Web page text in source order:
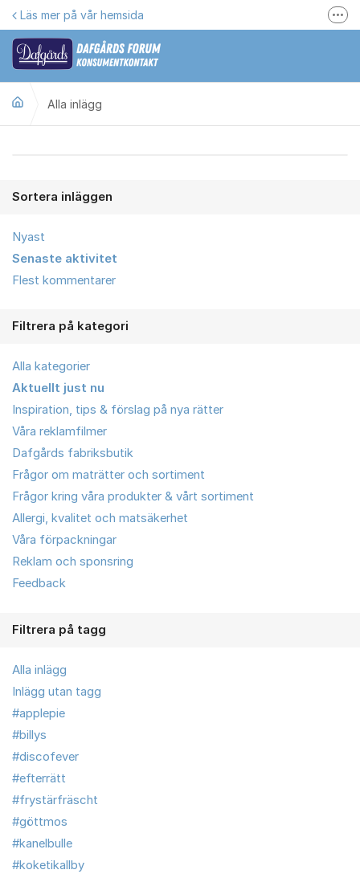
Hoppa till innehåll
Läs mer på vår hemsida
Alla inlägg
Sortera inläggen
Nyast
Senaste aktivitet
Flest kommentarer
Filtrera på kategori
Alla kategorier
Aktuellt just nu
Inspiration, tips & förslag på nya rätter
Våra reklamfilmer
Dafgårds fabriksbutik
Frågor om maträtter och sortiment
Frågor kring våra produkter & vårt sortiment
Allergi, kvalitet och matsäkerhet
Våra förpackningar
Reklam och sponsring
Feedback
Filtrera på tagg
Alla inlägg
Inlägg utan tagg
#applepie
#billys
#discofever
#efterrätt
#frystärfräscht
#göttmos
#kanelbulle
#koketikallby